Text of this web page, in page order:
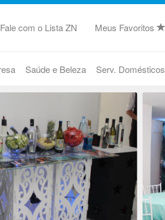
Fale com o Lista ZN Meus Favoritos
Saúde e Beleza Serv. Domésticos